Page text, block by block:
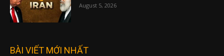
August 5, 2026
BÀI VIẾT MỚI NHẤT